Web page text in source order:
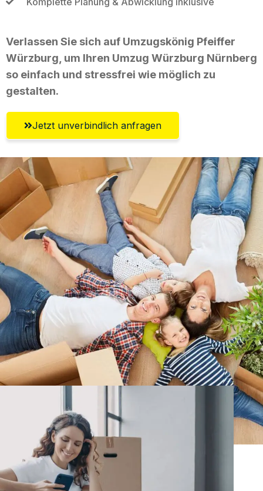
Verlassen Sie sich auf Umzugskönig Pfeiffer
Würzburg, um Ihren Umzug Würzburg Nürnberg
so einfach und stressfrei wie möglich zu
gestalten.
Jetzt unverbindlich anfragen